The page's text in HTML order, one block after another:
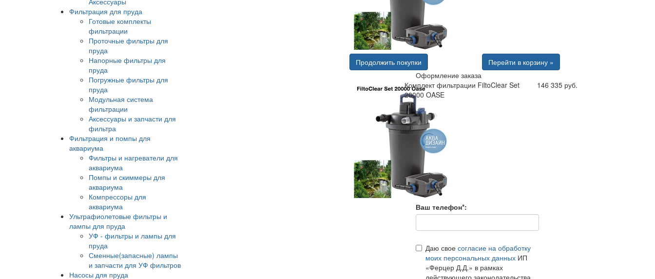
Фильтрация для пруда
Готовые комплекты
фильтрации
Проточные фильтры для
пруда
Напорные фильтры для
пруда
Погружные фильтры для
пруда
Модульная система
фильтрации
Аксессуары и запчасти для
фильтра
Фильтрация и помпы для
аквариума
Фильтры и нагреватели для
аквариума
Помпы и скиммеры для
аквариума
Компрессоры для
аквариума
Ультрафиолетовые фильтры и
лампы для пруда
УФ - фильтры и лампы для
пруда
Сменные(запасные) лампы
и запчасти для УФ фильтров
Насосы для пруда
Продолжить покупки
Перейти в корзину »
Оформление заказа
Комплект фильтрации FiltoClear Set
20000 OASE
146 335 руб.
Ваш телефон*:
Даю свое согласие на обработку
моих персональных данныхИП
«Ферцер Д.Д.» в рамках